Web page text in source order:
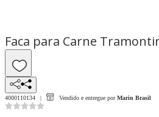
Faca para Carne
4000110134 Vendido e entregue por Marin Brasil